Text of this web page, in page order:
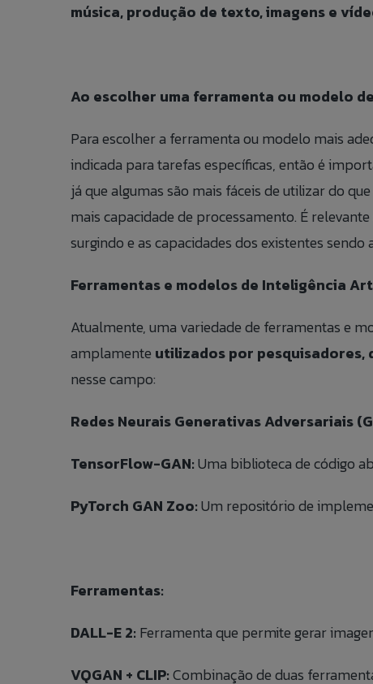
música, produção de texto, imagens e
Ao escolher uma ferramenta ou modelo
Para escolher a ferramenta ou modelo mais
indicada para tarefas específicas, então é
já que algumas são mais fáceis de utilizar do
mais capacidade de processamento. É
surgindo e as capacidades dos existentes
Ferramentas e modelos de Inteligência
Atualmente, uma variedade de ferramentas e
amplamente utilizados por
nesse campo:
Redes Neurais Generativas Adversariais
TensorFlow-GAN:Uma biblioteca de código
PyTorch GAN Zoo:Um repositório de
Ferramentas:
DALL-E 2: Ferramenta que permite gerar
VQGAN + CLIP:Combinação de duas